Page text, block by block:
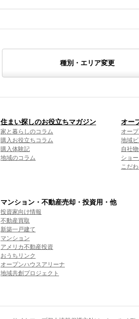
種別・エリア変更
住まい探しのお役立ちマガジン
家と暮らしのコラム
購入お役立ちコラム
購入体験記
地域のコラム
オー
オー
地域
自社
ショ
こだ
マンション・不動産売却・投資用・他
投資家向け情報
不動産買取
新築一戸建て
マンション
アメリカ不動産投資
おうちリンク
オープンハウスアリーナ
地域共創プロジェクト